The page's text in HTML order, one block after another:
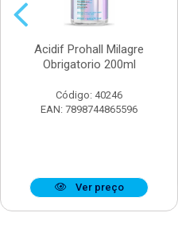
Acidif Prohall Milagre
Obrigatorio 200ml
Código: 40246
EAN: 7898744865596
Ver preço